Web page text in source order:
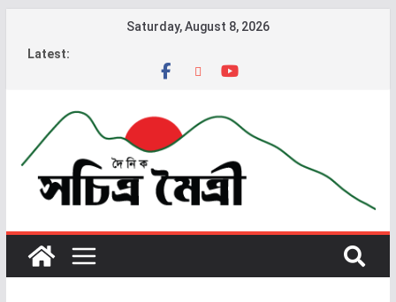
Saturday, August 8, 2026
Latest: